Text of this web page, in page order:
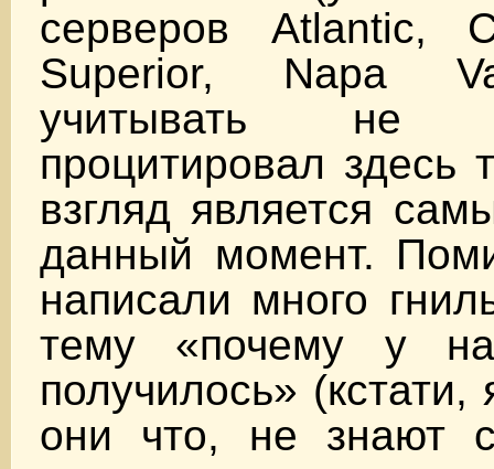
серверов Atlantic,
Superior, Napa
учитывать
процитировал здесь
взгляд является
данный момент.
написали много
тему «почему у
получилось»
они что, не знают